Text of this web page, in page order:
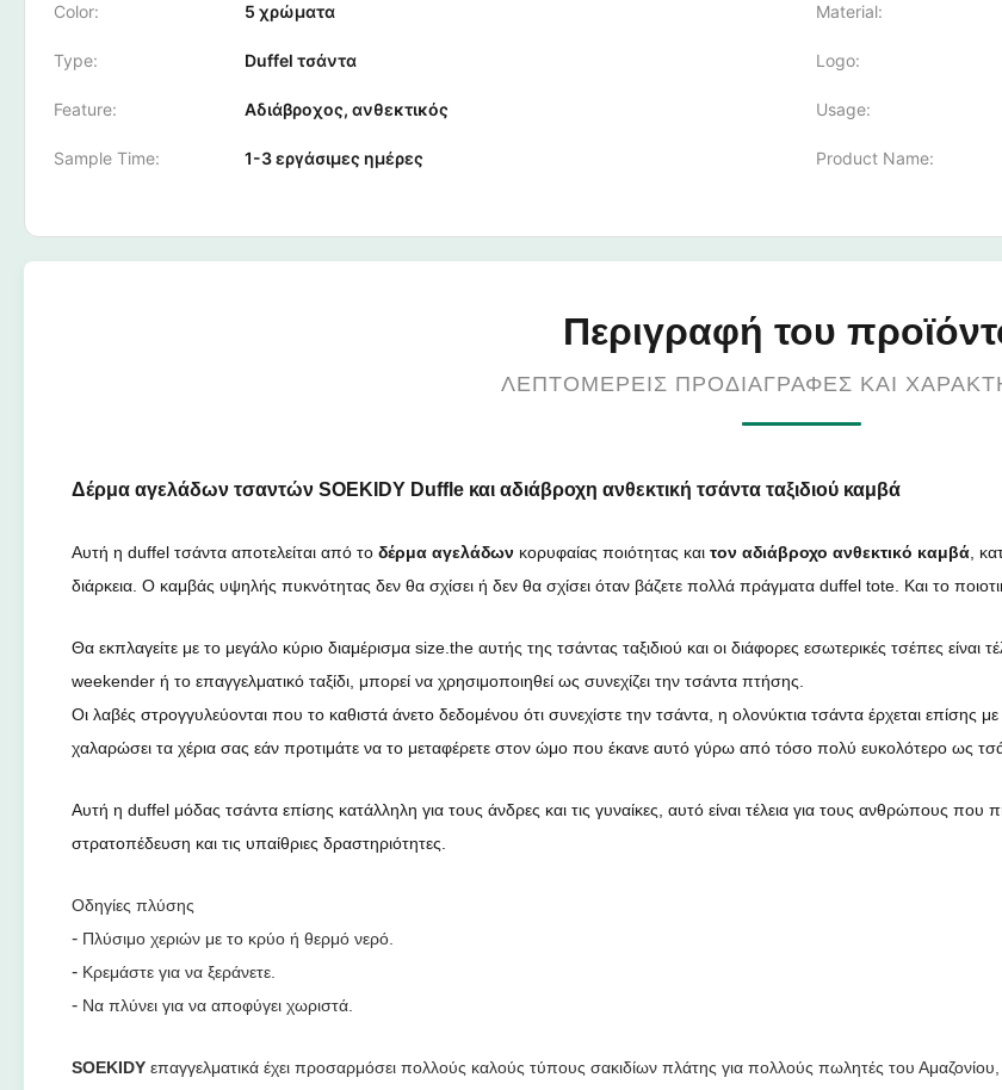
Color: 5 χρώματα Material:
Type: Duffel τσάντα Logo:
Feature: Αδιάβροχος, ανθεκτικός Usage:
Sample Time: 1-3 εργάσιμες ημέρες Product Name:
Περιγραφή του
ΛΕΠΤΟΜΕΡΕΊΣ ΠΡΟΔΙΑΓΡΑΦΈΣ ΚΑΙ
Δέρμα αγελάδων τσαντών SOEKIDY Duffle και αδιάβροχη ανθεκτική τσάντα ταξιδιού καμβά
Αυτή η duffel τσάντα αποτελείται από το δέρμα αγελάδων κορυφαίας ποιότητας και τον αδιάβροχο ανθεκτικό καμβά ,
διάρκεια. Ο καμβάς υψηλής πυκνότητας δεν θα σχίσει ή δεν θα σχίσει όταν βάζετε πολλά πράγματα duffel tote. Και το
Θα εκπλαγείτε με το μεγάλο κύριο διαμέρισμα size.the αυτής της τσάντας ταξιδιού και οι διάφορες εσωτερικές τσέπες είναι
weekender ή το επαγγελματικό ταξίδι, μπορεί να χρησιμοποιηθεί ως συνεχίζει την τσάντα πτήσης.
Οι λαβές στρογγυλεύονται που το καθιστά άνετο δεδομένου ότι συνεχίστε την τσάντα, η ολονύκτια τσάντα έρχεται επίσης
χαλαρώσει τα χέρια σας εάν προτιμάτε να το μεταφέρετε στον ώμο που έκανε αυτό γύρω από τόσο πολύ ευκολότερο ως
Αυτή η duffel μόδας τσάντα επίσης κατάλληλη για τους άνδρες και τις γυναίκες, αυτό είναι τέλεια για τους ανθρώπους που
στρατοπέδευση και τις υπαίθριες δραστηριότητες.
Οδηγίες πλύσης
- Πλύσιμο χεριών με το κρύο ή θερμό νερό.
- Κρεμάστε για να ξεράνετε.
- Να πλύνει για να αποφύγει χωριστά.
SOEKIDY επαγγελματικά έχει προσαρμόσει πολλούς καλούς τύπους σακιδίων πλάτης για πολλούς πωλητές του Αμαζονίου,